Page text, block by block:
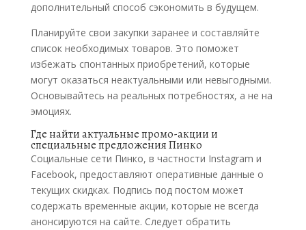
дополнительный способ сэкономить в будущем.
Планируйте свои закупки заранее и составляйте
список необходимых товаров. Это поможет
избежать спонтанных приобретений, которые
могут оказаться неактуальными или невыгодными.
Основывайтесь на реальных потребностях, а не на
эмоциях.
Где найти актуальные промо-акции и
специальные предложения Пинко
Социальные сети Пинко, в частности Instagram и
Facebook, предоставляют оперативные данные о
текущих скидках. Подпись под постом может
содержать временные акции, которые не всегда
анонсируются на сайте. Следует обратить